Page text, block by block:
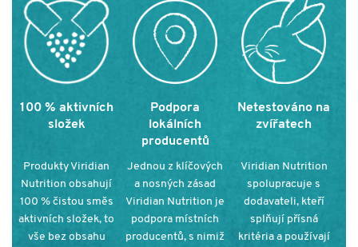
100 % aktivních
složek
Podpora
lokálních
producentů
Netestováno na
zvířatech
Produkty Viridian
Nutrition obsahují
100 % čistou směs
aktivních složek, to
vše bez obsahu
Jednou z klíčových
a nosných zásad
Viridian Nutrition je
podpora místních
producentů, s nimiž
Viridian Nutrition
spolupracuje s
dodavateli, kteří
splňují přísná
kritéria a používají